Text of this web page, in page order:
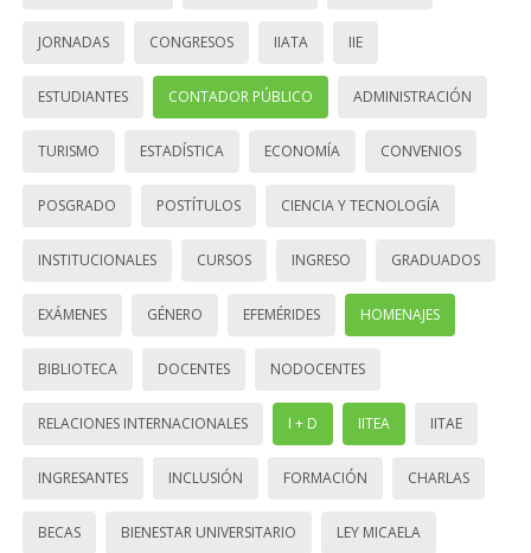
JORNADAS CONGRESOS IIATA IIE
ESTUDIANTES CONTADOR PÚBLICO ADMINISTRACIÓN
TURISMO ESTADÍSTICA ECONOMÍA CONVENIOS
POSGRADO POSTÍTULOS CIENCIA Y TECNOLOGÍA
INSTITUCIONALES CURSOS INGRESO GRADUADOS
EXÁMENES GÉNERO EFEMÉRIDES HOMENAJES
BIBLIOTECA DOCENTES NODOCENTES
RELACIONES INTERNACIONALES I + D IITEA IITAE
INGRESANTES INCLUSIÓN FORMACIÓN CHARLAS
BECAS BIENESTAR UNIVERSITARIO LEY MICAELA